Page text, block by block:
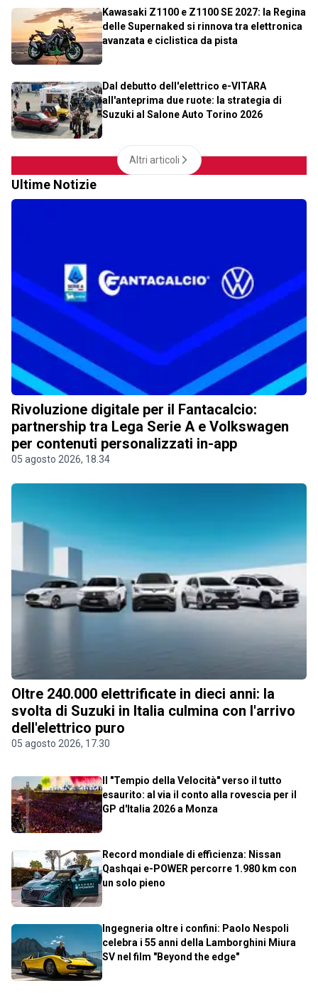
Kawasaki Z1100 e Z1100 SE 2027: la Regina
delle Supernaked si rinnova tra elettronica
avanzata e ciclistica da pista
Dal debutto dell'elettrico e-VITARA
all'anteprima due ruote: la strategia di
Suzuki al Salone Auto Torino 2026
Altri articoli
Ultime Notizie
Rivoluzione digitale per il Fantacalcio:
partnership tra Lega Serie A e Volkswagen
per contenuti personalizzati in-app
05 agosto 2026, 18.34
Oltre 240.000 elettrificate in dieci anni: la
svolta di Suzuki in Italia culmina con l'arrivo
dell'elettrico puro
05 agosto 2026, 17.30
Il "Tempio della Velocità" verso il tutto
esaurito: al via il conto alla rovescia per il
GP d'Italia 2026 a Monza
Record mondiale di efficienza: Nissan
Qashqai e-POWER percorre 1.980 km con
un solo pieno
Ingegneria oltre i confini: Paolo Nespoli
celebra i 55 anni della Lamborghini Miura
SV nel film "Beyond the edge"